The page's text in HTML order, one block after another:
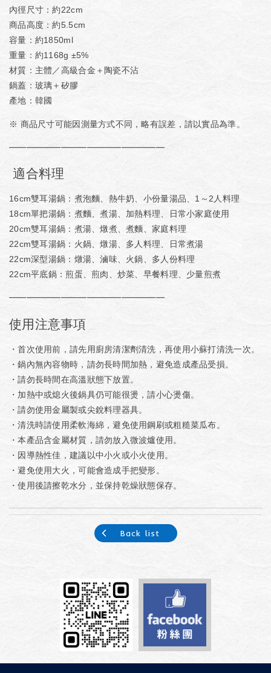
內徑尺寸：約22cm
商品高度：約5.5cm
容量：約1850ml
重量：約1168g ±5%
材質：主體／高級合金＋陶瓷不沾
鍋蓋：玻璃＋矽膠
產地：韓國
※ 商品尺寸可能因測量方式不同，略有誤差，請以實品為準。
━━━━━━━━━━━━━━━━━━
適合料理
16cm雙耳湯鍋：煮泡麵、熱牛奶、小份量湯品、1～2人料理
18cm單把湯鍋：煮麵、煮湯、加熱料理、日常小家庭使用
20cm雙耳湯鍋：煮湯、燉煮、煮麵、家庭料理
22cm雙耳湯鍋：火鍋、燉湯、多人料理、日常煮湯
22cm深型湯鍋：燉湯、滷味、火鍋、多人份料理
22cm平底鍋：煎蛋、煎肉、炒菜、早餐料理、少量煎煮
━━━━━━━━━━━━━━━━━━
使用注意事項
・首次使用前，請先用廚房清潔劑清洗，再使用小蘇打清洗一次。
・鍋內無內容物時，請勿長時間加熱，避免造成產品受損。
・請勿長時間在高溫狀態下放置。
・加熱中或熄火後鍋具仍可能很燙，請小心燙傷。
・請勿使用金屬製或尖銳料理器具。
・清洗時請使用柔軟海綿，避免使用鋼刷或粗糙菜瓜布。
・本產品含金屬材質，請勿放入微波爐使用。
・因導熱性佳，建議以中小火或小火使用。
・避免使用大火，可能會造成手把變形。
・使用後請擦乾水分，並保持乾燥狀態保存。
Back list